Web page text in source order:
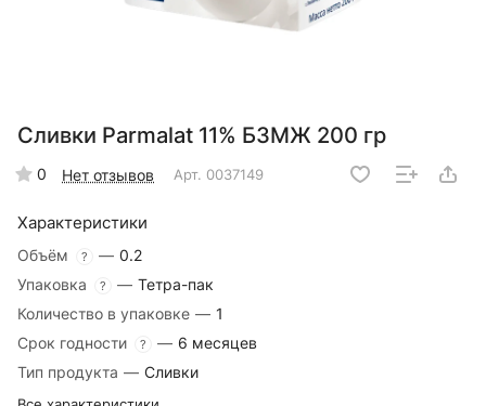
Сливки Parmalat 11% БЗМЖ 200 гр
0 Нет отзывов Арт. 0037149
Характеристики
Объём ? — 0.2
Упаковка
? — Тетра-пак
Количество в упаковке — 1
Срок годности
? — 6 месяцев
Тип продукта — Сливки